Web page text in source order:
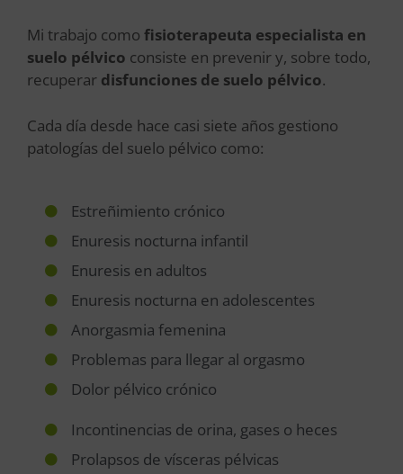
Mi trabajo como fisioterapeuta especialista en
suelo pélvico consiste en prevenir y, sobre todo,
recuperar disfunciones de suelo pélvico.
Cada día desde hace casi siete años gestiono
patologías del suelo pélvico como:
Estreñimiento crónico
Enuresis nocturna infantil
Enuresis en adultos
Enuresis nocturna en adolescentes
Anorgasmia femenina
Problemas para llegar al orgasmo
Dolor pélvico crónico
Incontinencias de orina, gases o heces
Prolapsos de vísceras pélvicas